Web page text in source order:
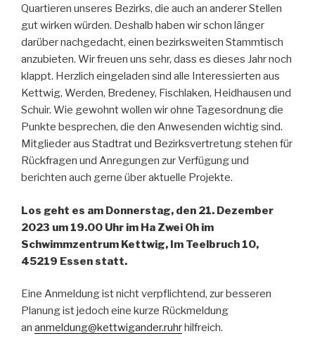
Quartieren unseres Bezirks, die auch an anderer Stellen
gut wirken würden. Deshalb haben wir schon länger
darüber nachgedacht, einen bezirksweiten Stammtisch
anzubieten. Wir freuen uns sehr, dass es dieses Jahr noch
klappt. Herzlich eingeladen sind alle Interessierten aus
Kettwig, Werden, Bredeney, Fischlaken, Heidhausen und
Schuir. Wie gewohnt wollen wir ohne Tagesordnung die
Punkte besprechen, die den Anwesenden wichtig sind.
Mitglieder aus Stadtrat und Bezirksvertretung stehen für
Rückfragen und Anregungen zur Verfügung und
berichten auch gerne über aktuelle Projekte.
Los geht es am Donnerstag, den 21. Dezember
2023 um 19.00 Uhr im Ha Zwei Oh im
Schwimmzentrum Kettwig, Im Teelbruch 10,
45219 Essen statt.
Eine Anmeldung ist nicht verpflichtend, zur besseren
Planung ist jedoch eine kurze Rückmeldung
an anmeldung@kettwigander.ruhr hilfreich.